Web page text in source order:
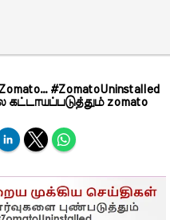
#ZomatoUninstalled
கட்டாயப்படுத்தும் zomato